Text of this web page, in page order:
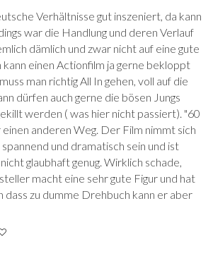
Verhältnisse gut inszeniert, da kann
war die Handlung und deren Verlauf
dämlich und zwar nicht auf eine gute
einen Actionfilm ja gerne bekloppt
man richtig All In gehen, voll auf die
dürfen auch gerne die bösen Jungs
werden ( was hier nicht passiert). "60
anderen Weg. Der Film nimmt sich
und dramatisch sein und ist
glaubhaft genug. Wirklich schade,
macht eine sehr gute Figur und hat
dass zu dumme Drehbuch kann er aber